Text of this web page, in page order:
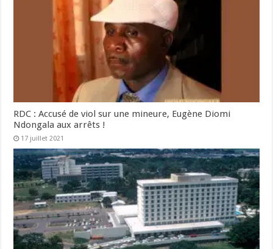
RDC : Accusé de viol sur une mineure, Eugène Diomi
Ndongala aux arrêts !
17 juillet 2021